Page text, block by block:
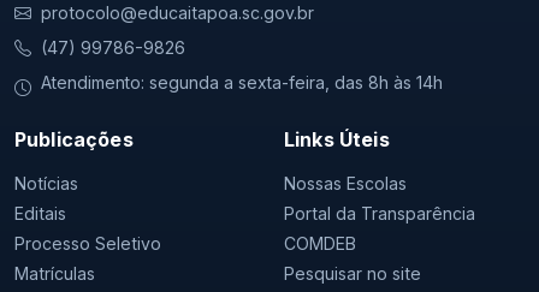
protocolo@educaitapoa.sc.gov.br
(47) 99786-9826
Atendimento: segunda a sexta-feira, das 8h às 14h
Publicações
Notícias
Editais
Processo Seletivo
Matrículas
Links Úteis
Nossas Escolas
Portal da Transparência
COMDEB
Pesquisar no site